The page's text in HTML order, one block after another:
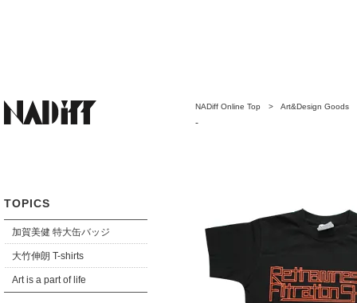
TOPICS
加賀美健 特大缶バッジ
大竹伸朗 T-shirts
Art is a part of life
NADiff Online Top > Art&Design Goods
-